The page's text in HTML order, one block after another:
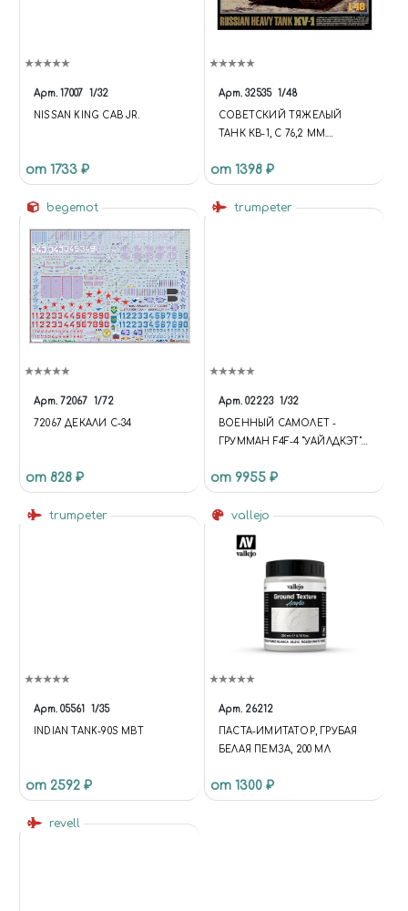
Арт. 17007 1/32
NISSAN KING CAB JR.
от 1733 ₽
Арт. 32535 1/48
СОВЕТСКИЙ ТЯЖЕЛЫЙ
ТАНК КВ-1, С 76,2 ММ.
от 1398 ₽
begemot
Арт. 72067 1/72
72067 ДЕКАЛИ С-34
от 828 ₽
trumpeter
Арт. 02223 1/32
ВОЕННЫЙ САМОЛЕТ -
ГРУММАН F4F-4 "УАЙЛДКЭТ"
GRUMMAN F4F-4 "WILDCAT"
от 9955 ₽
trumpeter
Арт. 05561 1/35
INDIAN TANK-90S MBT
от 2592 ₽
vallejo
Арт. 26212
ПАСТА-ИМИТАТОР, ГРУБАЯ
БЕЛАЯ ПЕМЗА, 200 МЛ
от 1300 ₽
revell